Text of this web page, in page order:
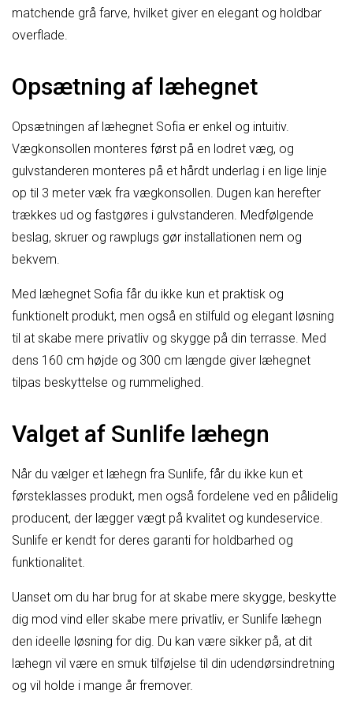
matchende grå farve, hvilket giver en elegant og holdbar
overflade.
Opsætning af læhegnet
Opsætningen af læhegnet Sofia er enkel og intuitiv.
Vægkonsollen monteres først på en lodret væg, og
gulvstanderen monteres på et hårdt underlag i en lige linje
op til 3 meter væk fra vægkonsollen. Dugen kan herefter
trækkes ud og fastgøres i gulvstanderen. Medfølgende
beslag, skruer og rawplugs gør installationen nem og
bekvem.
Med læhegnet Sofia får du ikke kun et praktisk og
funktionelt produkt, men også en stilfuld og elegant løsning
til at skabe mere privatliv og skygge på din terrasse. Med
dens 160 cm højde og 300 cm længde giver læhegnet
tilpas beskyttelse og rummelighed.
Valget af Sunlife læhegn
Når du vælger et læhegn fra Sunlife, får du ikke kun et
førsteklasses produkt, men også fordelene ved en pålidelig
producent, der lægger vægt på kvalitet og kundeservice.
Sunlife er kendt for deres garanti for holdbarhed og
funktionalitet.
Uanset om du har brug for at skabe mere skygge, beskytte
dig mod vind eller skabe mere privatliv, er Sunlife læhegn
den ideelle løsning for dig. Du kan være sikker på, at dit
læhegn vil være en smuk tilføjelse til din udendørsindretning
og vil holde i mange år fremover.